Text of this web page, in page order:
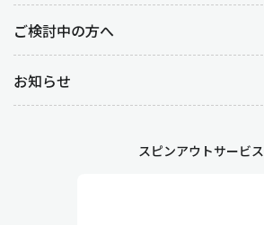
ご検討中の方へ
お知らせ
スピンアウトサービス